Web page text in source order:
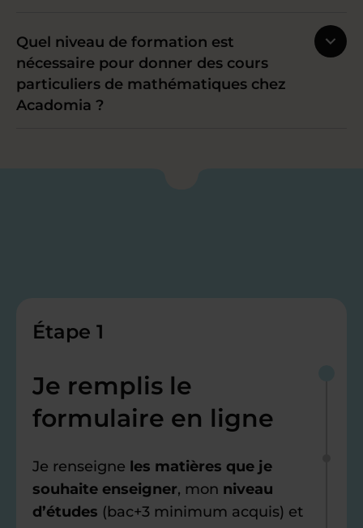
Quel niveau de formation est
nécessaire pour donner des cours
particuliers de mathématiques chez
Acadomia ?
Étape 1
Je remplis le
formulaire en ligne
Je renseigne les matières que je
souhaite enseigner, mon niveau
d’études (bac+3 minimum acquis) et